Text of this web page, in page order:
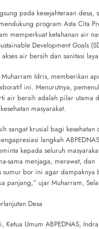
pada kesejahteraan desa,
program Asta Cita
memperkuat ketahanan air
Development Goals
akses air bersih dan sanitasi
Idris, memberikan
ini. Menurutnya,
air bersih adalah pilar utama
masyarakat.
sangat krusial bagi kesehatan
langkah
kepada seluruh
sama menjaga, merawat, dan
sumur bor ini agar dampaknya
panjang,” ujar Muharram,
Desa
Ketua Umum ABPEDNAS,